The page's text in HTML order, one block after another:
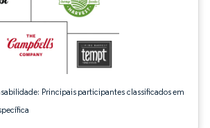
Principais participantes classificados em